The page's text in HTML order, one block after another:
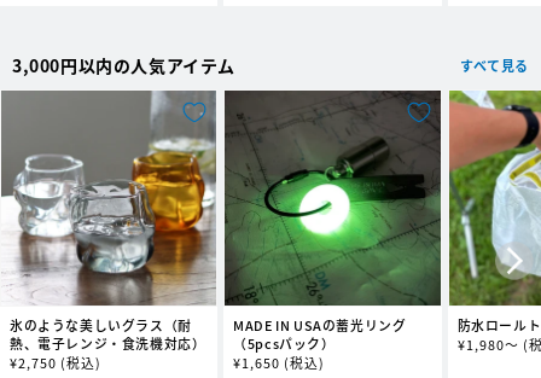
3,000円以内の人気アイテム すべて見る
氷のような美しいグラス（耐
熱、電子レンジ・食洗機対応）
通
¥2,750 (税込)
MADE IN USAの蓄光リング
（5pcsパック）
通
¥1,650 (税込)
防水ロール
通
¥1,980～ (